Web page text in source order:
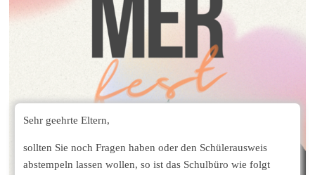
Sehr geehrte Eltern,
sollten Sie noch Fragen haben oder den Schülerausweis
abstempeln lassen wollen, so ist das Schulbüro wie folgt